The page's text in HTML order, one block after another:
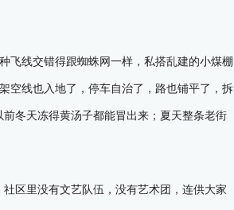
线交错得跟蜘蛛网一样，私搭乱建的小煤棚
空线也入地了，停车自治了，路也铺平了，拆
冬天冻得黄汤子都能冒出来；夏天整条老街
区里没有文艺队伍，没有艺术团，连供大家